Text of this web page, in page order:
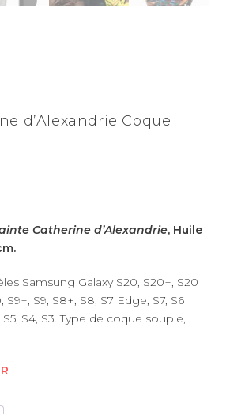
d’Alexandrie Coque
Catherine d’Alexandrie, Huile
Samsung Galaxy S20, S20+, S20
S9+, S9, S8+, S8, S7 Edge, S7, S6
S4, S3. Type de coque souple,